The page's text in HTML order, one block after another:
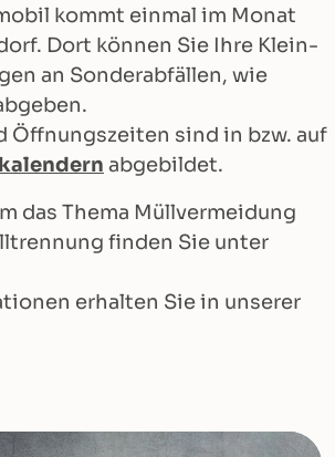
kommt einmal im Monat
Dort können Sie Ihre Klein-
an Sonderabfällen, wie
Öffnungszeiten sind in bzw. auf
abgebildet.
das Thema Müllvermeidung
finden Sie unter
erhalten Sie in unserer